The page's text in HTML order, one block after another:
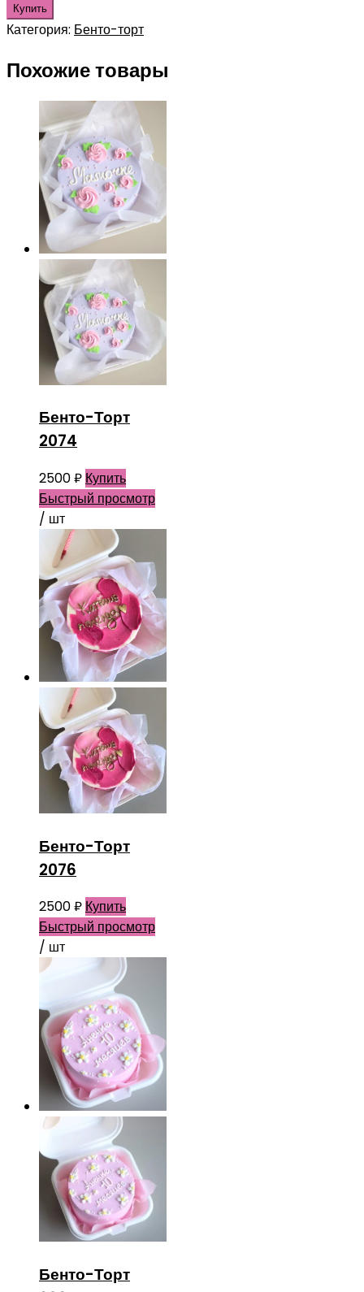
Купить
Категория: Бенто-торт
Похожие товары
Бенто-Торт
2074
2500₽ Купить
Быстрый просмотр
/ шт
Бенто-Торт
2076
2500₽ Купить
Быстрый просмотр
/ шт
Бенто-Торт